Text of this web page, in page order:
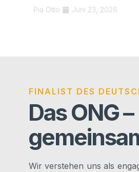
Pia Otto Juni 23, 2026
FINALIST DES
Das ONG
Wir ver­ste­hen uns als